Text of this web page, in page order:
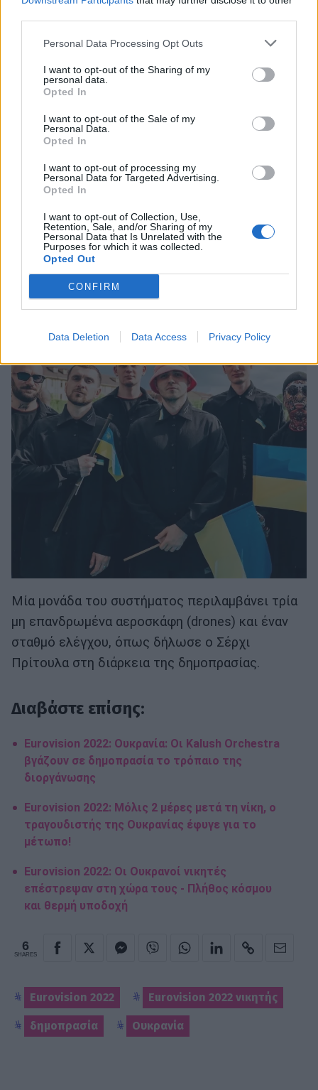
Personal Data Processing Opt Outs
I want to opt-out of the Sharing of my
personal data.
Opted In
I want to opt-out of the Sale of my
Personal Data.
Opted In
I want to opt-out of processing my
Personal Data for Targeted Advertising.
Opted In
I want to opt-out of Collection, Use,
Retention, Sale, and/or Sharing of my
Personal Data that Is Unrelated with the
Purposes for which it was collected.
Opted Out
CONFIRM
Data Deletion Data Access Privacy Policy
Τα μέλη του συγκροτήματος πούλησαν χθες,
Κυριακή 29 Μαΐου, το κρυστάλλινο μικρόφωνο
που κέρδισαν, σε μία δημοπρασία που έγινε στο
Facebook, με πρωταγωνιστικό ρόλο του
παρουσιαστή της ουκρανικής τηλεόρασης, Σέρχι
900 χιλιάδες δολάρια από την πώληση του
βραβείου της Eurovision 2022, τα οποία και θα
χρησιμοποιηθούν για την αγορά από τις Ένοπλες
Δυνάμεις της Ουκρανίας του μη επανδρωμένου
εναέριου συστήματος PD-2.
Μία μονάδα του συστήματος περιλαμβάνει τρία
μη επανδρωμένα αεροσκάφη (drones) και έναν
σταθμό ελέγχου, όπως δήλωσε ο Σέρχι
Πρίτουλα στη διάρκεια της δημοπρασίας.
Διαβάστε επίσης:
Eurovision 2022: Ουκρανία: Οι Kalush Orchestra
βγάζουν σε δημοπρασία το τρόπαιο της
διοργάνωσης
Eurovision 2022: Μόλις 2 μέρες μετά τη νίκη, ο
τραγουδιστής της Ουκρανίας έφυγε για το
μέτωπο!
Eurovision 2022: Οι Ουκρανοί νικητές
επέστρεψαν στη χώρα τους - Πλήθος κόσμου
και θερμή υποδοχή
6
SHARES
Eurovision 2022 Eurovision 2022 νικητής
δημοπρασία Ουκρανία